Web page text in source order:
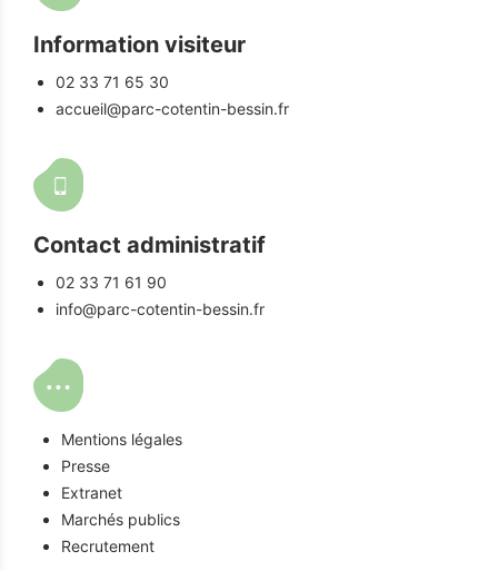
Information visiteur
02 33 71 65 30
accueil@parc-cotentin-bessin.fr
Contact administratif
02 33 71 61 90
info@parc-cotentin-bessin.fr
Mentions légales
Presse
Extranet
Marchés publics
Recrutement